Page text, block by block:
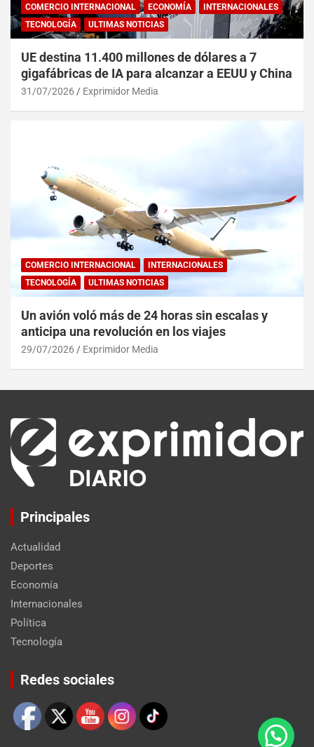
COMERCIO INTERNACIONAL ECONOMÍA
INTERNACIONALES
TECNOLOGÍA
ULTIMAS NOTICIAS
UE destina 11.400 millones de dólares a 7
gigafábricas de IA para alcanzar a EEUU y China
31/07/2026 Exprimidor Media
COMERCIO INTERNACIONAL
INTERNACIONALES
TECNOLOGÍA
ULTIMAS NOTICIAS
Un avión voló más de 24 horas sin escalas y
anticipa una revolución en los viajes
29/07/2026 Exprimidor Media
Principales
Actualidad
Deportes
Economía
Internacionales
Política
Tecnología
Redes sociales